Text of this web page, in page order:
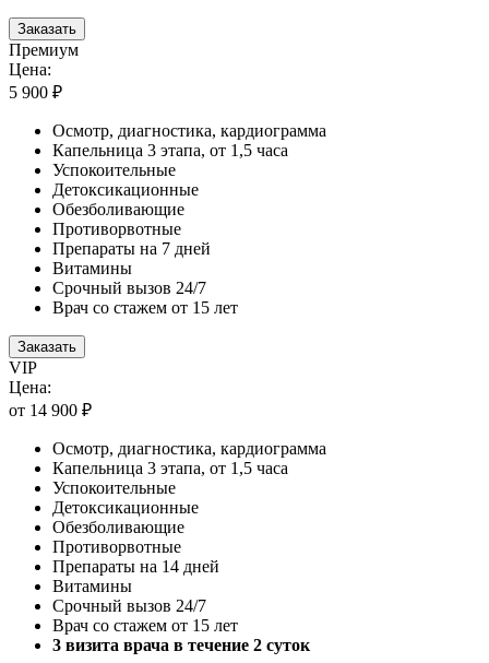
Заказать
Премиум
Цена:
5 900 ₽
Осмотр, диагностика, кардиограмма
Капельница 3 этапа, от 1,5 часа
Успокоительные
Детоксикационные
Обезболивающие
Противорвотные
Препараты на 7 дней
Витамины
Срочный вызов 24/7
Врач со стажем от 15 лет
Заказать
VIP
Цена:
от 14 900 ₽
Осмотр, диагностика, кардиограмма
Капельница 3 этапа, от 1,5 часа
Успокоительные
Детоксикационные
Обезболивающие
Противорвотные
Препараты на 14 дней
Витамины
Срочный вызов 24/7
Врач со стажем от 15 лет
3 визита врача в течение 2 суток